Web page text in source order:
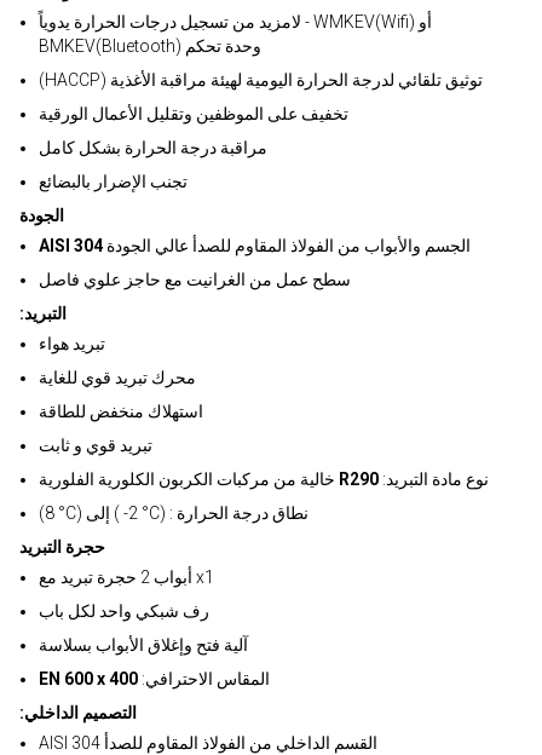
لامزيد من تسجيل درجات الحرارة يدوياً - WMKEV(Wifi) أو
BMKEV(Bluetooth) وحدة تحكم
(HACCP) توثيق تلقائي لدرجة الحرارة اليومية لهيئة مراقبة الأغذية
تخفيف على الموظفين وتقليل الأعمال الورقية
مراقبة درجة الحرارة بشكل كامل
تجنب الإضرار بالبضائع
الجودة
AISI 304 الجسم والأبواب من الفولاذ المقاوم للصدأ عالي الجودة
سطح عمل من الغرانيت مع حاجز علوي فاصل
:التبريد
تبريد هواء
محرك تبريد قوي للغاية
استهلاك منخفض للطاقة
تبريد قوي و ثابت
R290 :نوع مادة التبريد
(8 °C) إلى ( -2 °C) : نطاق درجة الحرارة
حجرة التبريد
أبواب 2 حجرة تبريد مع x1
رف شبكي واحد لكل باب
آلية فتح وإغلاق الأبواب بسلاسة
EN 600 x 400 :المقاس الاحترافي
:التصميم الداخلي
AISI 304 القسم الداخلي من الفولاذ المقاوم للصدأ